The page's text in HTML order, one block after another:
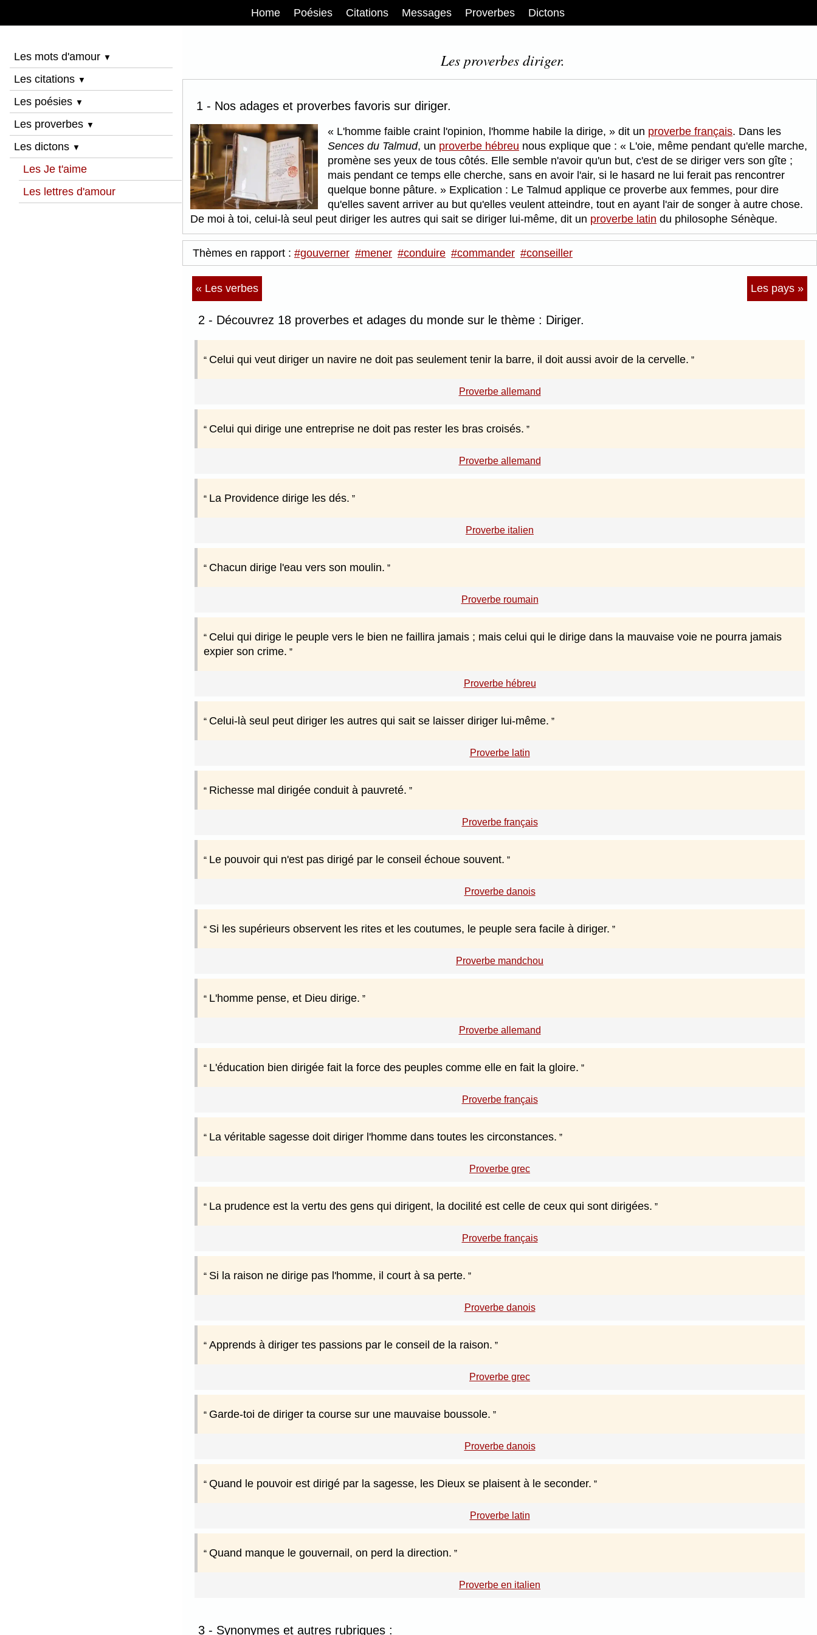
Home Poésies Citations Messages Proverbes Dictons
Les mots d'amour ▼
Les citations ▼
Les poésies ▼
Les proverbes ▼
Les dictons ▼
Les Je t'aime
Les lettres d'amour
Les proverbes diriger.
1 - Nos adages et proverbes favoris sur diriger.
L'homme faible craint l'opinion, l'homme habile la dirige, dit un proverbe français. Dans les
Sences du Talmud, un proverbe hébreu nous explique que :
L'oie, même pendant qu'elle marche,
promène ses yeux de tous côtés. Elle semble n'avoir qu'un but, c'est de se diriger vers son gîte ;
mais pendant ce temps elle cherche, sans en avoir l'air, si le hasard ne lui ferait pas rencontrer
quelque bonne pâture.
Explication : Le Talmud applique ce proverbe aux femmes, pour dire
qu'elles savent arriver au but qu'elles veulent atteindre, tout en ayant l'air de songer à autre chose.
De moi à toi, celui-là seul peut diriger les autres qui sait se diriger lui-même, dit un proverbe latin du philosophe Sénèque.
Thèmes en rapport : #gouverner #mener #conduire #commander #conseiller
« Les verbes Les pays »
2 - Découvrez 18 proverbes et adages du monde sur le thème : Diriger.
Celui qui veut diriger un navire ne doit pas seulement tenir la barre, il doit aussi avoir de la cervelle.
Proverbe allemand
Celui qui dirige une entreprise ne doit pas rester les bras croisés.
Proverbe allemand
La Providence dirige les dés.
Proverbe italien
Chacun dirige l'eau vers son moulin.
Proverbe roumain
Celui qui dirige le peuple vers le bien ne faillira jamais ; mais celui qui le dirige dans la mauvaise voie ne pourra jamais
expier son crime.
Proverbe hébreu
Celui-là seul peut diriger les autres qui sait se laisser diriger lui-même.
Proverbe latin
Richesse mal dirigée conduit à pauvreté.
Proverbe français
Le pouvoir qui n'est pas dirigé par le conseil échoue souvent.
Proverbe danois
Si les supérieurs observent les rites et les coutumes, le peuple sera facile à diriger.
Proverbe mandchou
L'homme pense, et Dieu dirige.
Proverbe allemand
L'éducation bien dirigée fait la force des peuples comme elle en fait la gloire.
Proverbe français
La véritable sagesse doit diriger l'homme dans toutes les circonstances.
Proverbe grec
La prudence est la vertu des gens qui dirigent, la docilité est celle de ceux qui sont dirigées.
Proverbe français
Si la raison ne dirige pas l'homme, il court à sa perte.
Proverbe danois
Apprends à diriger tes passions par le conseil de la raison.
Proverbe grec
Garde-toi de diriger ta course sur une mauvaise boussole.
Proverbe danois
Quand le pouvoir est dirigé par la sagesse, les Dieux se plaisent à le seconder.
Proverbe latin
Quand manque le gouvernail, on perd la direction.
Proverbe en italien
3 - Synonymes et autres rubriques :